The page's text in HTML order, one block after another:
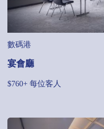
數碼港
宴會廳
$760+ 每位客人